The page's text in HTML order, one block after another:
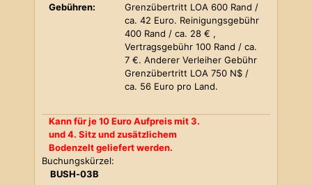
Gebühren:
Grenzübertritt LOA 600 Rand /
ca. 42 Euro. Reinigungsgebühr
400 Rand / ca. 28 € ,
Vertragsgebühr 100 Rand / ca.
7 €. Anderer Verleiher Gebühr
Grenzübertritt LOA 750 N$ /
ca. 56 Euro pro Land.
Kann für je 10 Euro Aufpreis mit 3.
und 4. Sitz und zusätzlichem
Bodenzelt geliefert werden.
Buchungskürzel:
BUSH-03B